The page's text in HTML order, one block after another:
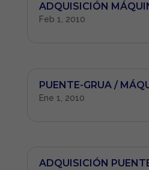
ADQUISICIÓN
Feb 1, 2010
PUENTE-GRUA /
Ene 1, 2010
ADQUISICIÓN